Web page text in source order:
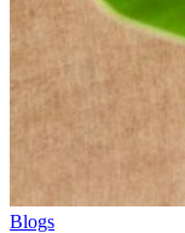
Blogs